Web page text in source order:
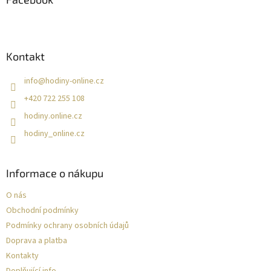
Kontakt
info@hodiny-online.cz
+420 722 255 108
hodiny.online.cz
hodiny_online.cz
Informace o nákupu
O nás
Obchodní podmínky
Podmínky ochrany osobních údajů
Doprava a platba
Kontakty